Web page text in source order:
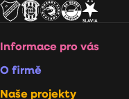
Informace pro vás
O firmě
Naše projekty